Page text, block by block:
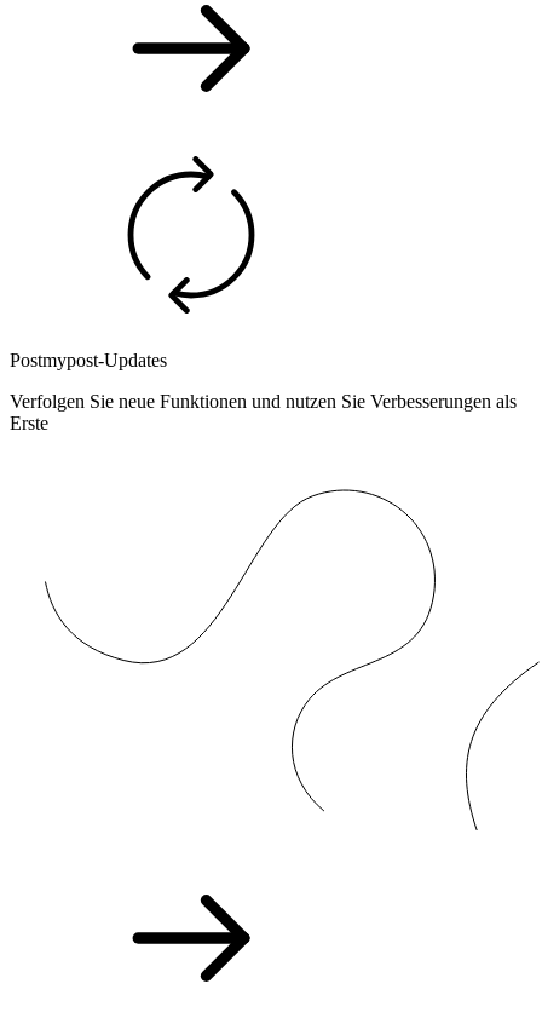
Postmypost-Updates
Verfolgen Sie neue Funktionen und nutzen Sie Verbesserungen als
Erste